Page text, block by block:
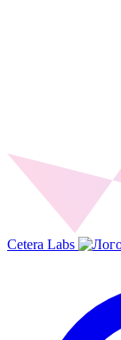
Cetera Labs